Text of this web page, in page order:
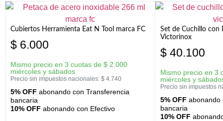
Cubiertos Herramienta Eat N Tool marca FC
$ 6.000
Mismo precio en 3 cuotas de $ 2.000
miércoles y sábados
Precio sin impuestos nacionales: $ 4.740
5% OFF abonando con Transferencia
bancaria
10% OFF abonando con Efectivo
Set de Cuchillo con
Victorinox
$ 40.100
Mismo precio en 3
miércoles y
Precio sin impuestos
5% OFF abonando
bancaria
10% OFF